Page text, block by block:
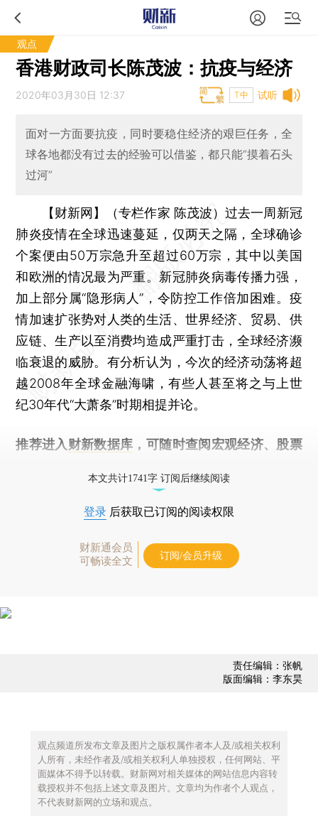
观点
香港财政司长陈茂波：抗疫与经济
试听
2020年03月30日 12:37 T中
面对一方面要抗疫，同时要稳住经济的艰巨任务，全
球各地都没有过去的经验可以借鉴，都只能“摸着石头
过河”
【财新网】（专栏作家 陈茂波）过去一周新冠
肺炎疫情在全球迅速蔓延，仅两天之隔，全球确诊
个案便由50万宗急升至超过60万宗，其中以美国
和欧洲的情况最为严重。新冠肺炎病毒传播力强，
加上部分属“隐形病人”，令防控工作倍加困难。疫
情加速扩张势对人类的生活、世界经济、贸易、供
应链、生产以至消费均造成严重打击，全球经济濒
临衰退的威胁。有分析认为，今次的经济动荡将超
越2008年全球金融海啸，有些人甚至将之与上世
纪30年代“大萧条”时期相提并论。
推荐进入 财新数据库 ，可随时查阅宏观经济、股票
本文共计1741字 订阅后继续阅读
登录 后获取已订阅的阅读权限
财新通会员
可畅读全文
订阅/会员升级
责任编辑：张帆
版面编辑：李东昊
观点频道所发布文章及图片之版权属作者本人及/或相关权利
人所有，未经作者及/或相关权利人单独授权，任何网站、平
面媒体不得予以转载。财新网对相关媒体的网站信息内容转
载授权并不包括上述文章及图片。文章均为作者个人观点，
不代表财新网的立场和观点。